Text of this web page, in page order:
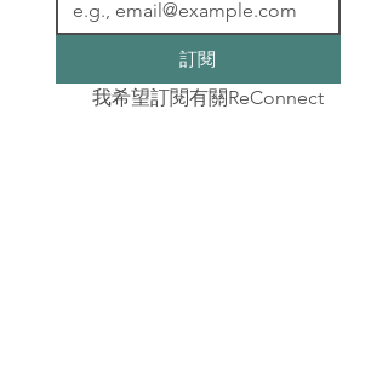
訂閱
我希望訂閱有關ReConnect